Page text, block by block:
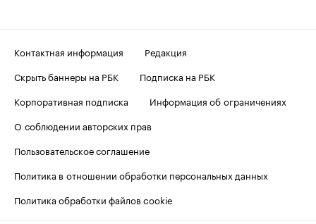
Контактная информация
Редакция
Скрыть баннеры на РБК
Подписка на РБК
Корпоративная подписка
Информация об ограничениях
О соблюдении авторских прав
Пользовательское соглашение
Политика в отношении обработки персональных данных
Политика обработки файлов cookie